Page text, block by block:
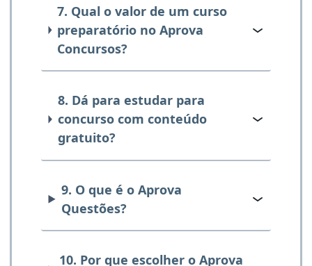
7. Qual o valor de um curso
preparatório no Aprova
Concursos?
8. Dá para estudar para
concurso com conteúdo
gratuito?
9. O que é o Aprova
Questões?
10. Por que escolher o Aprova